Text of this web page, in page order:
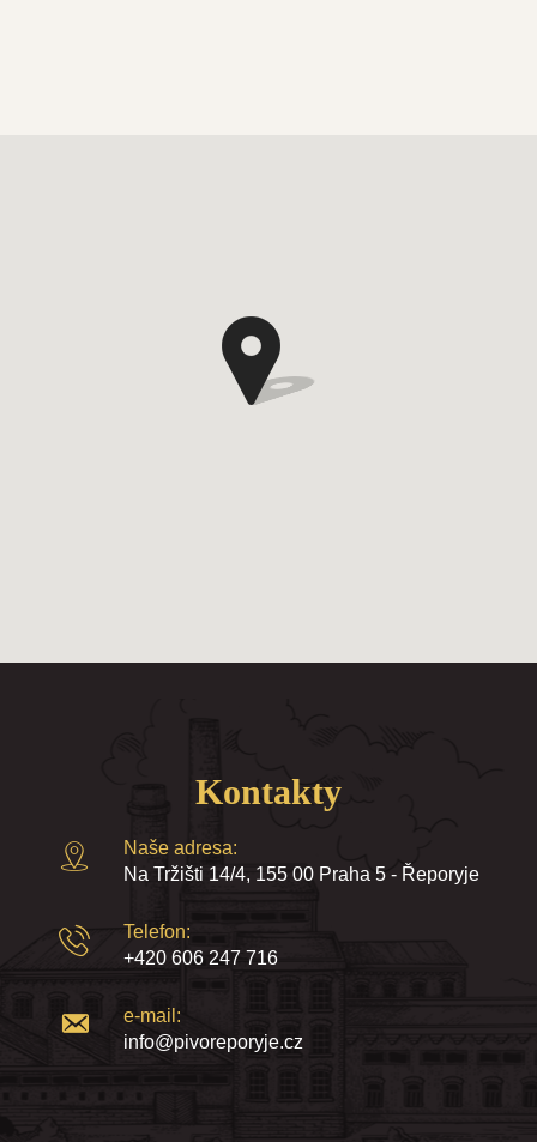
Kontakty
Naše adresa:
Na Tržišti 14/4, 155 00 Praha 5 - Řeporyje
Telefon:
+420 606 247 716
e-mail:
info@pivoreporyje.cz